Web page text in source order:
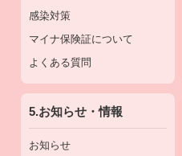
感染対策
マイナ保険証について
よくある質問
5.お知らせ・情報
お知らせ